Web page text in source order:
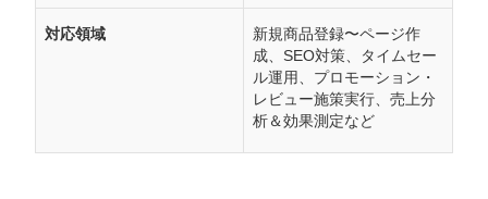
対応領域
新規商品登録〜ページ作
成、SEO対策、タイムセー
ル運用、プロモーション・
レビュー施策実行、売上分
析＆効果測定など